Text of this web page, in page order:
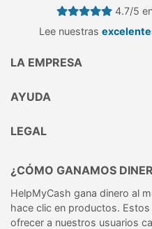
4.7/5
Lee nuestras
LA EMPRESA
AYUDA
LEGAL
¿CÓMO GANAMOS
HelpMyCash gana dinero al
hace clic en productos.
ofrecer a nuestros usuarios